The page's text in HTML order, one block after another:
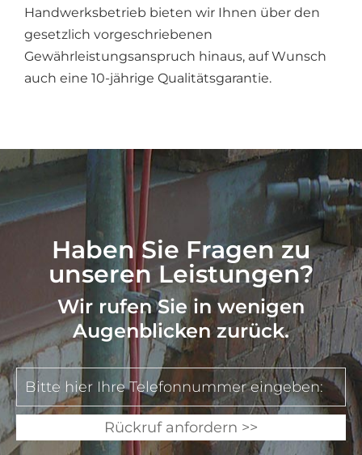
Handwerksbetrieb bieten wir Ihnen über den
gesetzlich vorgeschriebenen
Gewährleistungsanspruch hinaus, auf Wunsch
auch eine 10-jährige Qualitätsgarantie.
Haben Sie Fragen zu
unseren Leistungen?
Wir rufen Sie in wenigen
Augenblicken zurück.